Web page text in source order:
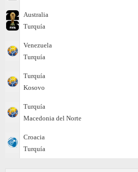
Australia
Turquía
Venezuela
Turquía
Turquía
Kosovo
Turquía
Macedonia del Norte
Croacia
Turquía